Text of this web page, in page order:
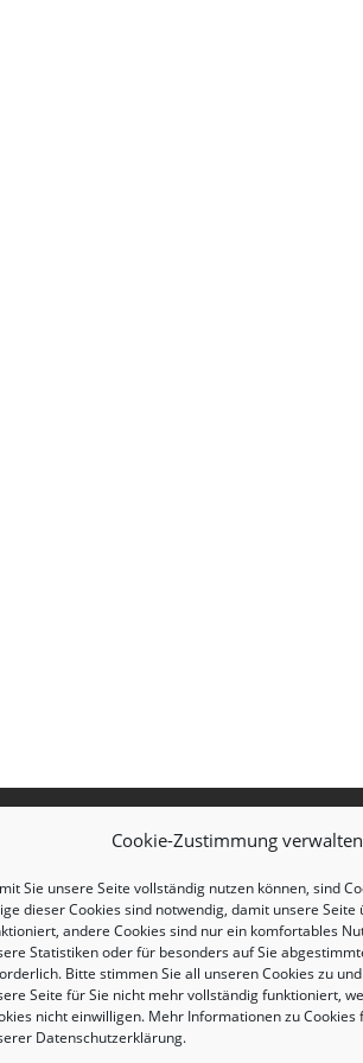
Cookie-Zustimmung verwalten
Sie unsere Seite vollständig nutzen können, sind
dieser Cookies sind notwendig, damit unsere Seite
andere Cookies sind nur ein komfortables
Statistiken oder für besonders auf Sie
Bitte stimmen Sie all unseren Cookies zu
Seite für Sie nicht mehr vollständig funktioniert,
nicht einwilligen. Mehr Informationen zu Cookies
Datenschutzerklärung.